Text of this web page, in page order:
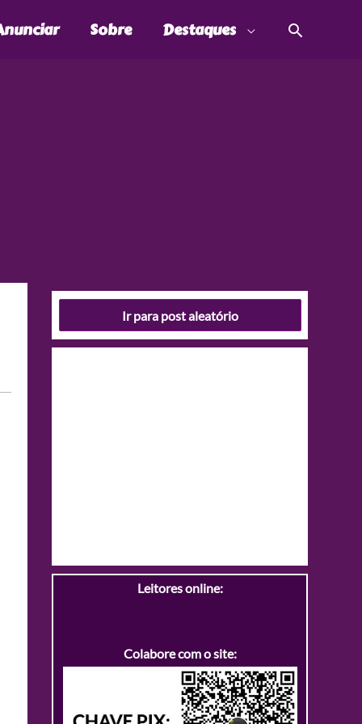
Sobre Destaques
Ir para post aleatório
Leitores online:
Colabore com o site: